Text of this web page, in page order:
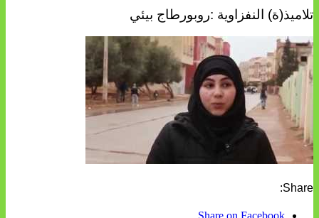
تلاميذ(ة) النفزاوية :روبورطاج بيئي
Share: